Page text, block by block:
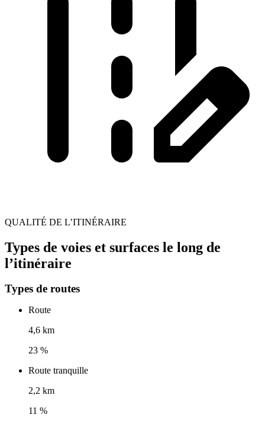
QUALITÉ DE L’ITINÉRAIRE
Types de voies et surfaces le long de
l’itinéraire
Types de routes
Route
4,6 km
23 %
Route tranquille
2,2 km
11 %